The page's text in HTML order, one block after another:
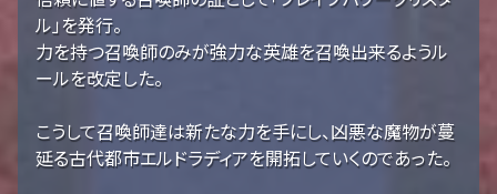
ル」を発行。
力を持つ召喚師のみが強力な英雄を召喚出来るようル
ールを改定した。
こうして召喚師達は新たな力を手にし、凶悪な魔物が蔓
延る古代都市エルドラディアを開拓していくのであった。